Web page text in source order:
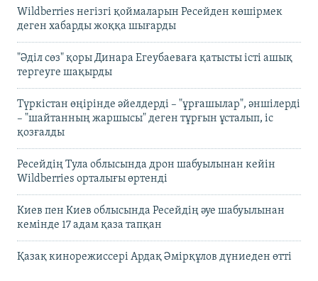
Wildberries негізгі қоймаларын Ресейден көшірмек
деген хабарды жоққа шығарды
"Әділ сөз" қоры Динара Егеубаеваға қатысты істі ашық
тергеуге шақырды
Түркістан өңірінде әйелдерді – "ұрғашылар", әншілерді
– "шайтанның жаршысы" деген тұрғын ұсталып, іс
қозғалды
Ресейдің Тула облысында дрон шабуылынан кейін
Wildberries орталығы өртенді
Киев пен Киев облысында Ресейдің әуе шабуылынан
кемінде 17 адам қаза тапқан
Қазақ кинорежиссері Ардақ Әмірқұлов дүниеден өтті